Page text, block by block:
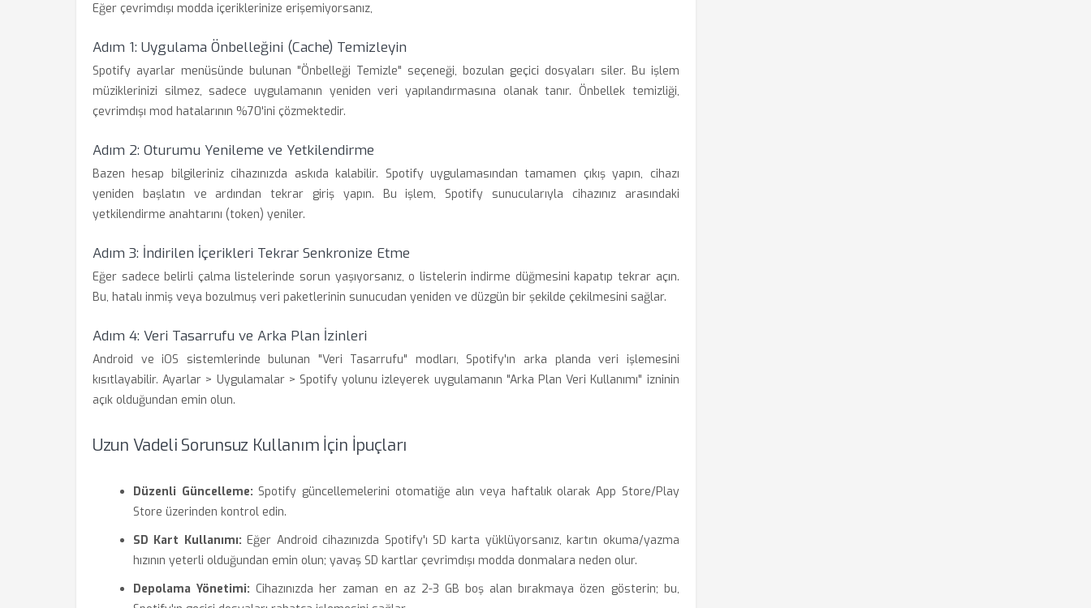
Eğer çevrimdışı modda içeriklerinize erişemiyorsanız,
Adım 1: Uygulama Önbelleğini (Cache) Temizleyin
Spotify ayarlar menüsünde bulunan "Önbelleği Temizle" seçeneği, bozulan geçici dosyaları siler. Bu işlem
müziklerinizi silmez, sadece uygulamanın yeniden veri yapılandırmasına olanak tanır. Önbellek temizliği,
çevrimdışı mod hatalarının %70'ini çözmektedir.
Adım 2: Oturumu Yenileme ve Yetkilendirme
Bazen hesap bilgileriniz cihazınızda askıda kalabilir. Spotify uygulamasından tamamen çıkış yapın, cihazı
yeniden başlatın ve ardından tekrar giriş yapın. Bu işlem, Spotify sunucularıyla cihazınız arasındaki
yetkilendirme anahtarını (token) yeniler.
Adım 3: İndirilen İçerikleri Tekrar Senkronize Etme
Eğer sadece belirli çalma listelerinde sorun yaşıyorsanız, o listelerin indirme düğmesini kapatıp tekrar açın.
Bu, hatalı inmiş veya bozulmuş veri paketlerinin sunucudan yeniden ve düzgün bir şekilde çekilmesini sağlar.
Adım 4: Veri Tasarrufu ve Arka Plan İzinleri
Android ve iOS sistemlerinde bulunan "Veri Tasarrufu" modları, Spotify'ın arka planda veri işlemesini
kısıtlayabilir. Ayarlar > Uygulamalar > Spotify yolunu izleyerek uygulamanın "Arka Plan Veri Kullanımı" izninin
açık olduğundan emin olun.
Uzun Vadeli Sorunsuz Kullanım İçin İpuçları
Düzenli Güncelleme: Spotify güncellemelerini otomatiğe alın veya haftalık olarak App Store/Play
Store üzerinden kontrol edin.
SD Kart Kullanımı: Eğer Android cihazınızda Spotify'ı SD karta yüklüyorsanız, kartın okuma/yazma
hızının yeterli olduğundan emin olun; yavaş SD kartlar çevrimdışı modda donmalara neden olur.
Depolama Yönetimi: Cihazınızda her zaman en az 2-3 GB boş alan bırakmaya özen gösterin; bu,